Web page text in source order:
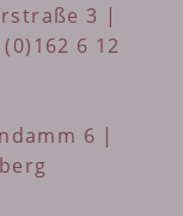
3 |
6 12
6 |